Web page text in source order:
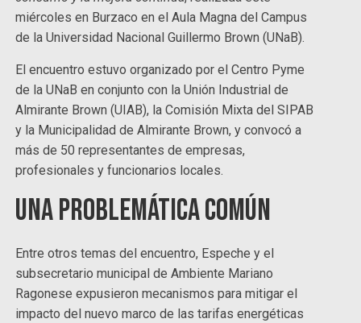
miércoles en Burzaco en el Aula Magna del Campus
de la Universidad Nacional Guillermo Brown (UNaB).
El encuentro estuvo organizado por el Centro Pyme
de la UNaB en conjunto con la Unión Industrial de
Almirante Brown (UIAB), la Comisión Mixta del SIPAB
y la Municipalidad de Almirante Brown, y convocó a
más de 50 representantes de empresas,
profesionales y funcionarios locales.
Una problemática común
Entre otros temas del encuentro, Espeche y el
subsecretario municipal de Ambiente Mariano
Ragonese expusieron mecanismos para mitigar el
impacto del nuevo marco de las tarifas energéticas